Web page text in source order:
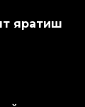
яратиш